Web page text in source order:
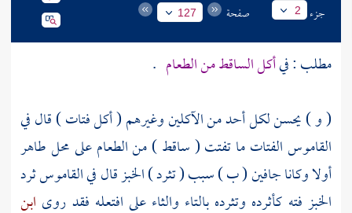
جزء 2 صفحة 127
مطلب : فيأكل الساقط من الطعام .
( و ) يحسن لكل أحد من الآكلين وغيرهم ( أكل فتات ) قال في
القاموس الفتات ما تفتت ( ساقط ) من الطعام على محل طاهر
أولا وكانا جافين ( ب ) سبب ( تثرد ) الخبز قال في القاموس ثرد
الخبز فته كأثرده وتثرده بالتاء والثاء على افتعله فقد روى ابن